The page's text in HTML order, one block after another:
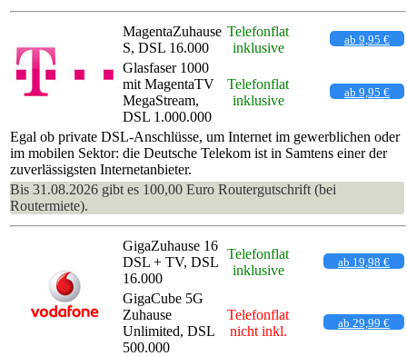
MagentaZuhause
S, DSL 16.000
Telefonflat
inklusive
ab 9,95 €
Glasfaser 1000
mit MagentaTV
MegaStream,
DSL 1.000.000
Telefonflat
inklusive
ab 9,95 €
Egal ob private DSL-Anschlüsse, um Internet im gewerblichen oder
im mobilen Sektor: die Deutsche Telekom ist in Samtens einer der
zuverlässigsten Internetanbieter.
Bis 31.08.2026 gibt es 100,00 Euro Routergutschrift (bei
Routermiete).
GigaZuhause 16
DSL + TV, DSL
16.000
Telefonflat
inklusive
ab 19,98 €
GigaCube 5G
Zuhause
Unlimited, DSL
500.000
Telefonflat
nicht inkl.
ab 29,99 €